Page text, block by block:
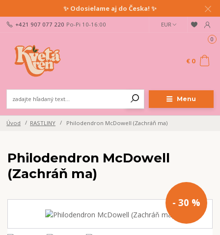
✨ Odosielame aj do Česka! ✨
Menu
EUR
+421 907 077 220 Po-Pi 10-16:00
0
€ 0
Úvod RASTLINY Philodendron McDowell (Zachráň ma)
Philodendron McDowell
(Zachráň ma)
- 30 %